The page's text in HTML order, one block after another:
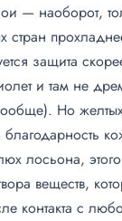
— наоборот,
стран
защита
и там не
Но
лосьона, этого
веществ,
контакта с